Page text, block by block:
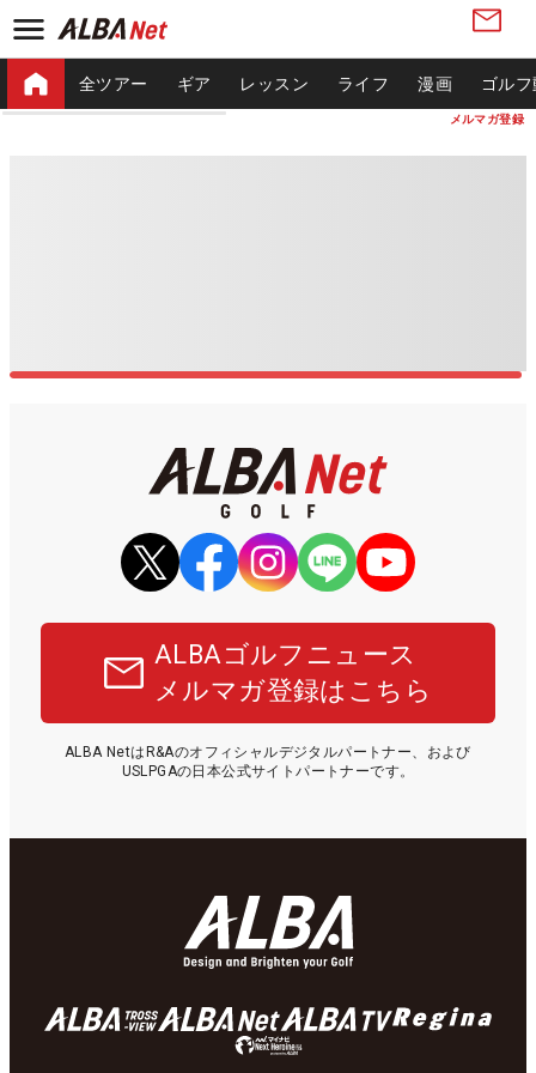
メルマガ登録
全ツアー ギア レッスン ライフ 漫画 ゴル
ALBAゴルフニュース
メルマガ登録はこちら
ALBA NetはR&Aのオフィシャルデジタルパートナー、および
USLPGAの日本公式サイトパートナーです。